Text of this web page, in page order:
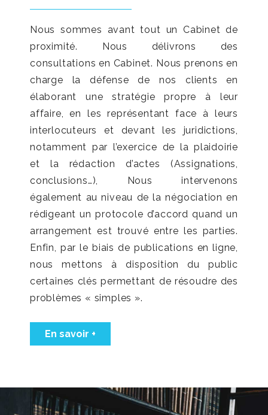
Nous sommes avant tout un Cabinet de
proximité. Nous délivrons des
consultations en Cabinet. Nous prenons en
charge la défense de nos clients en
élaborant une stratégie propre à leur
affaire, en les représentant face à leurs
interlocuteurs et devant les juridictions,
notamment par l’exercice de la plaidoirie
et la rédaction d’actes (Assignations,
conclusions…), Nous intervenons
également au niveau de la négociation en
rédigeant un protocole d’accord quand un
arrangement est trouvé entre les parties.
Enfin, par le biais de publications en ligne,
nous mettons à disposition du public
certaines clés permettant de résoudre des
problèmes « simples ».
En savoir +